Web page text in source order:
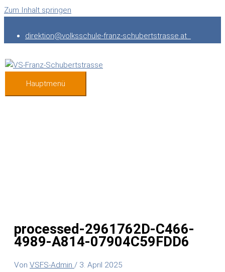
Zum Inhalt springen
direktion@volksschule-franz-schubertstrasse.at
Hauptmenü
processed-2961762D-C466-
4989-A814-07904C59FDD6
Von VSFS-Admin / 3. April 2025